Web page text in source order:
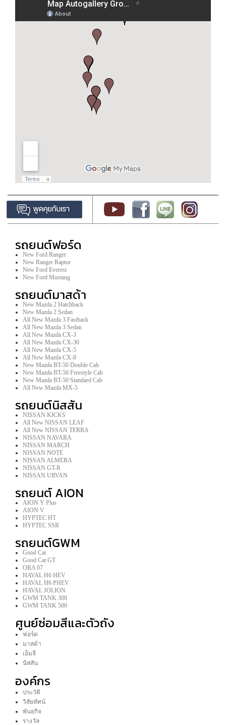
รถยนต์ฟอร์ด
New Ford Ranger
New Ranger Raptor
New Ford Everest
New Ford Mustang
รถยนต์มาสด้า
New Mazda 2 Hatchback
New Mazda 2 Sedan
All New Mazda 3 Fastback
All New Mazda 3 Sedan
All New Mazda CX-3
All New Mazda CX-30
All New Mazda CX-5
All New Mazda CX-8
New Mazda BT-50 Double Cab
New Mazda BT-50 Freestyle Cab
New Mazda BT-50 Standard Cab
All New Mazda MX-5
รถยนต์นิสสัน
NISSAN KICKS
All New NISSAN LEAF
All New NISSAN TERRA
NISSAN NAVARA
NISSAN MARCH
NISSAN NOTE
NISSAN ALMERA
NISSAN GT-R
NISSAN URVAN
รถยนต์ AION
AION Y Plus
AION V
HYPTEC HT
HYPTEC SSR
รถยนต์GWM
Good Cat
Good Cat GT
ORA 07
HAVAL H6 HEV
HAVAL H6 PHEV
HAVAL JOLION
GWM TANK 300
GWM TANK 500
ศูนย์ซ่อมสีและตัวถัง
ฟอร์ด
มาสด้า
เอ็มจี
นิสสัน
องค์กร
ประวัติ
วิสัยทัศน์
พันธกิจ
รางวัล